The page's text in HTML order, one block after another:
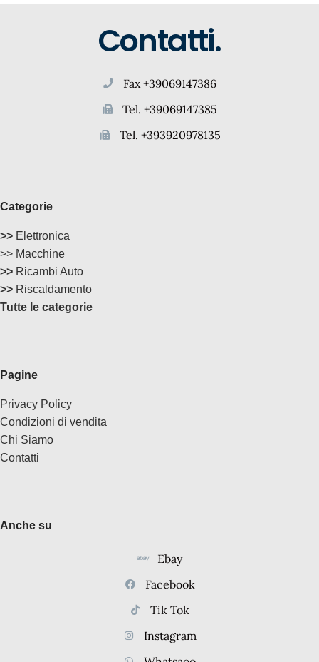
Contatti.
Fax +39069147386
Tel. +39069147385
Tel. +393920978135
Categorie
>> Elettronica
>> Macchine
>> Ricambi Auto
>> Riscaldamento
Tutte le categorie
Pagine
Privacy Policy
Condizioni di vendita
Chi Siamo
Contatti
Anche su
Ebay
Facebook
Tik Tok
Instagram